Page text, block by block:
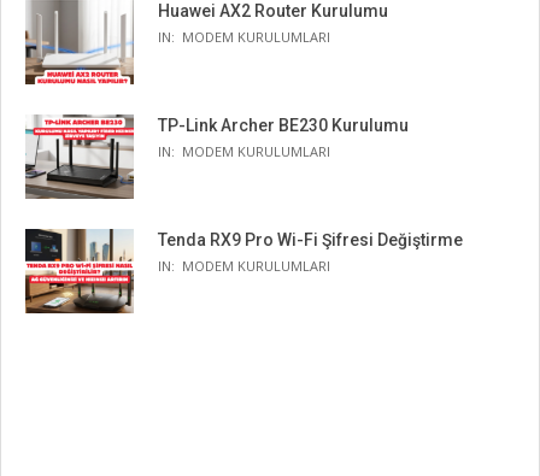
Huawei AX2 Router Kurulumu
IN: MODEM KURULUMLARI
TP-Link Archer BE230 Kurulumu
IN: MODEM KURULUMLARI
Tenda RX9 Pro Wi-Fi Şifresi Değiştirme
IN: MODEM KURULUMLARI